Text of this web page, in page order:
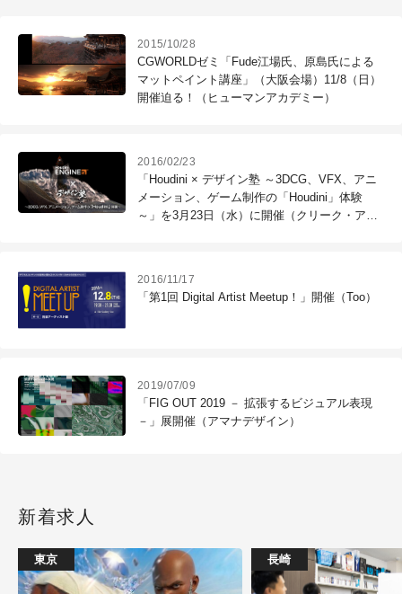
2015/10/28
CGWORLDゼミ「Fude江場氏、原島氏による
マットペイント講座」（大阪会場）11/8（日）
開催迫る！（ヒューマンアカデミー）
2016/02/23
「Houdini × デザイン塾 ～3DCG、VFX、アニ
メーション、ゲーム制作の「Houdini」体験
～」を3月23日（水）に開催（クリーク・アン
2016/11/17
「第1回 Digital Artist Meetup！」開催（Too）
2019/07/09
「FIG OUT 2019 － 拡張するビジュアル表現
－」展開催（アマナデザイン）
新着求人
東京 長崎